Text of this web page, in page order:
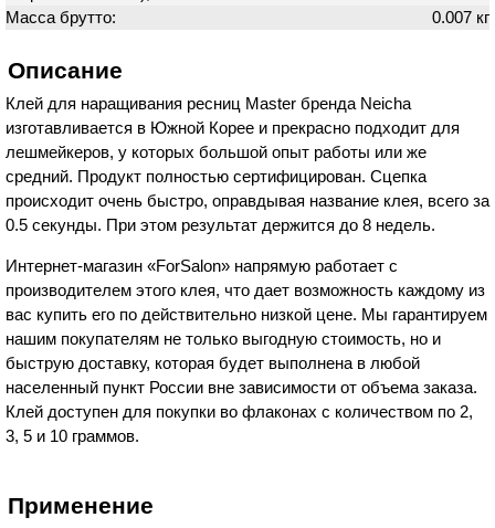
Масса брутто: 0.007 кг
Описание
Клей для наращивания ресниц Master бренда Neicha
изготавливается в Южной Корее и прекрасно подходит для
лешмейкеров, у которых большой опыт работы или же
средний. Продукт полностью сертифицирован. Сцепка
происходит очень быстро, оправдывая название клея, всего за
0.5 секунды. При этом результат держится до 8 недель.
Интернет-магазин «ForSalon» напрямую работает с
производителем этого клея, что дает возможность каждому из
вас купить его по действительно низкой цене. Мы гарантируем
нашим покупателям не только выгодную стоимость, но и
быструю доставку, которая будет выполнена в любой
населенный пункт России вне зависимости от объема заказа.
Клей доступен для покупки во флаконах с количеством по 2,
3, 5 и 10 граммов.
Применение